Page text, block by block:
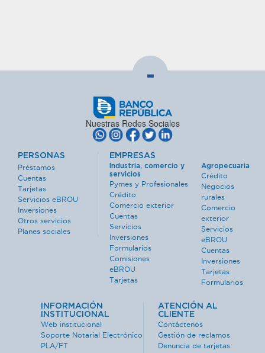
-
Nuestras Redes Sociales
PERSONAS
Préstamos
Cuentas
Tarjetas
Servicios eBROU
Inversiones
Otros servicios
Planes sociales
EMPRESAS
Industria, comercio y
servicios
Pymes y Profesionales
Crédito
Comercio exterior
Cuentas
Servicios
Inversiones
Formularios
Comisiones
eBROU
Tarjetas
Agropecuaria
Crédito
Negocios
rurales
Comercio
exterior
Servicios
eBROU
Cuentas
Inversiones
Tarjetas
Formularios
INFORMACIÓN
INSTITUCIONAL
Web institucional
Soporte Notarial Electrónico
PLA/FT
ATENCIÓN AL
CLIENTE
Contáctenos
Gestión de reclamos
Denuncia de tarjetas